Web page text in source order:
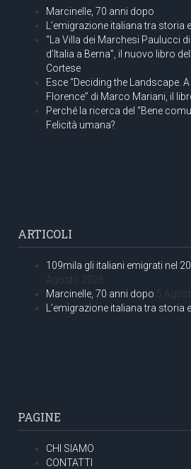
Marcinelle, 70 anni dopo
L’emigrazione italiana tra storia
“La Villa dei Marchesi Paulucci
d’Italia a Berna”, il nuovo libro
Cortese
Esce “Deciding the Landscape.
Florence” di Marco Mariani, il
Perché la ricerca del “Bene
Felicità umana?
ARTICOLI
109mila gli italiani emigrati nel
Agosto 2026
Marcinelle, 70 anni dopo 5
L’emigrazione italiana tra storia
PAGINE
CHI SIAMO
CONTATTI